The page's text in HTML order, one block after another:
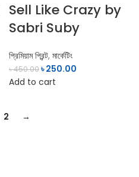
Sell Like Crazy by
Sabri Suby
প্রিমিয়াম প্রিন্ট, মার্কেটিং
৳450.00৳250.00
Add to cart
2 →